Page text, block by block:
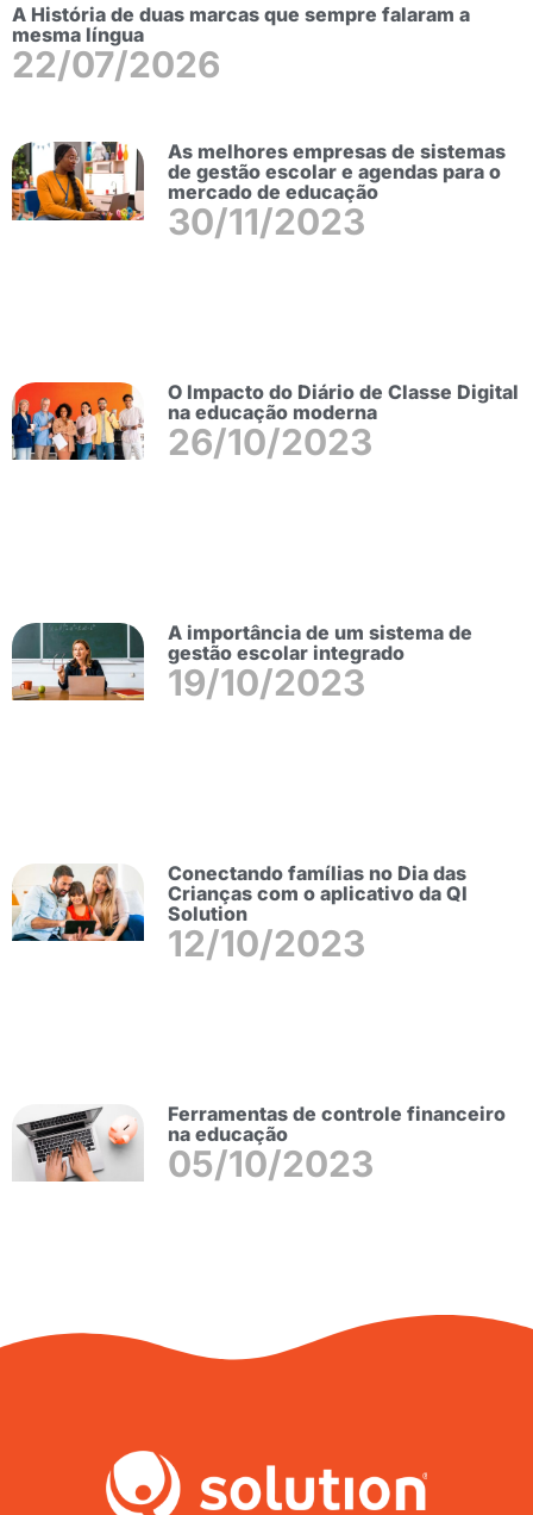
A História de duas marcas que sempre falaram a
mesma língua
22/07/2026
As melhores empresas de sistemas
de gestão escolar e agendas para o
mercado de educação
30/11/2023
O Impacto do Diário de Classe Digital
na educação moderna
26/10/2023
A importância de um sistema de
gestão escolar integrado
19/10/2023
Conectando famílias no Dia das
Crianças com o aplicativo da QI
Solution
12/10/2023
Ferramentas de controle financeiro
na educação
05/10/2023